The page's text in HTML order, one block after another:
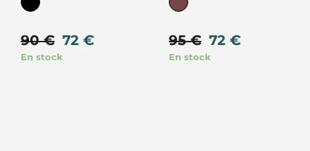
90€ 72 €
En stock
95€ 72 €
En stock